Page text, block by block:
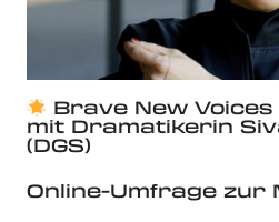
Brave New
mit Dramatikerin
(DGS)
Online-Umfrage zur